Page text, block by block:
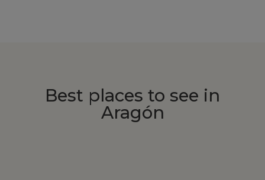
Best places to see in
Aragón